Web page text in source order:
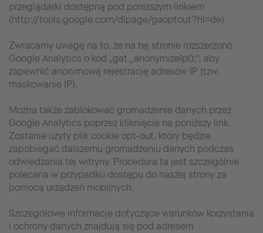
przeglądarki dostępną pod poniższym linkiem
(http://tools.google.com/dlpage/gaoptout?hl=de).
Zwracamy uwagę na to, że na tej stronie rozszerzono
Google Analytics o kod „gat._anonymizeIp();“, aby
zapewnić anonimową rejestrację adresów IP (tzw.
maskowanie IP).
Można także zablokować gromadzenie danych przez
Google Analytics poprzez kliknięcie na poniższy link.
Zostanie użyty plik cookie opt-out, który będzie
zapobiegać dalszemu gromadzeniu danych podczas
odwiedzania tej witryny. Procedura ta jest szczególnie
polecana w przypadku dostępu do naszej strony za
pomocą urządzeń mobilnych.
Szczegółowe informacje dotyczące warunków korzystania
i ochrony danych znajdują się pod adresem